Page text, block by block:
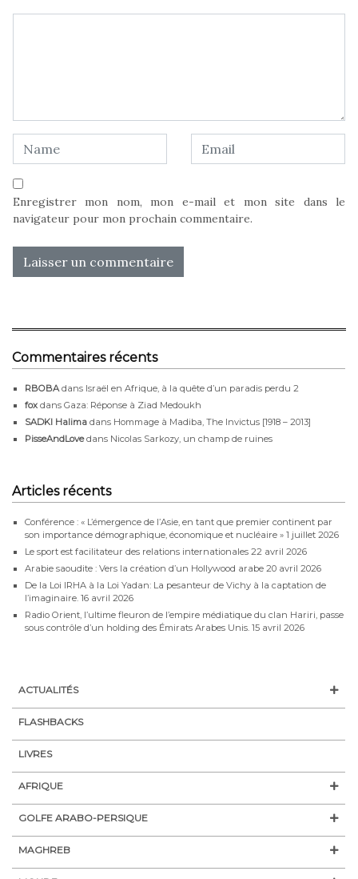
Enregistrer mon nom, mon e-mail et mon site dans le
navigateur pour mon prochain commentaire.
Commentaires récents
RBOBA dans Israël en Afrique, à la quête d’un paradis perdu 2
fox dans Gaza: Réponse à Ziad Medoukh
SADKI Halima dans Hommage à Madiba, The Invictus [1918 – 2013]
PisseAndLovedans Nicolas Sarkozy, un champ de ruines
Articles récents
Conférence : « L’émergence de l’Asie, en tant que premier continent par
son importance démographique, économique et nucléaire » 1 juillet 2026
Le sport est facilitateur des relations internationales 22 avril 2026
Arabie saoudite : Vers la création d’un Hollywood arabe 20 avril 2026
De la Loi IRHA à la Loi Yadan: La pesanteur de Vichy à la captation de
l’imaginaire. 16 avril 2026
Radio Orient, l’ultime fleuron de l’empire médiatique du clan Hariri, passe
sous contrôle d’un holding des Émirats Arabes Unis. 15 avril 2026
ACTUALITÉS
FLASHBACKS
LIVRES
AFRIQUE
GOLFE ARABO-PERSIQUE
MAGHREB